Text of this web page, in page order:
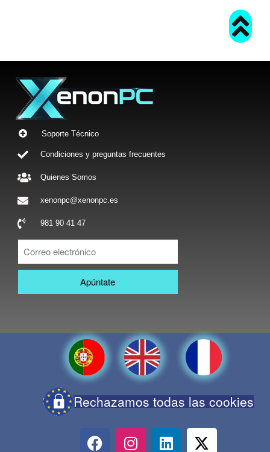
Soporte Técnico
Condiciones y preguntas frecuentes
Quienes Somos
xenonpc@xenonpc.es
981 90 41 47
Apúntate
Rechazamos todas las cookies